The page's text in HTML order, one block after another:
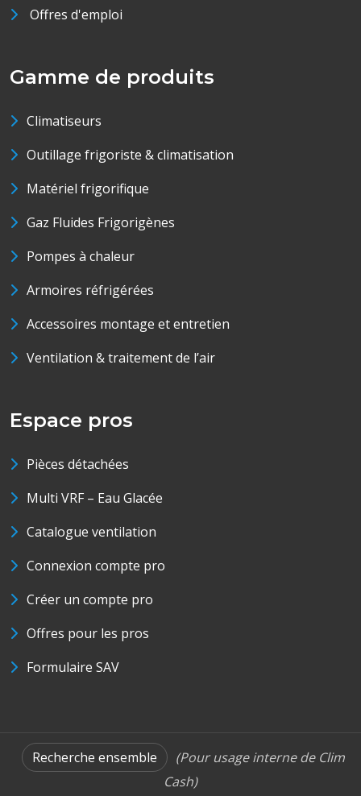
Offres d'emploi
Gamme de produits
Climatiseurs
Outillage frigoriste & climatisation
Matériel frigorifique
Gaz Fluides Frigorigènes
Pompes à chaleur
Armoires réfrigérées
Accessoires montage et entretien
Ventilation & traitement de l’air
Espace pros
Pièces détachées
Multi VRF – Eau Glacée
Catalogue ventilation
Connexion compte pro
Créer un compte pro
Offres pour les pros
Formulaire SAV
Recherche ensemble
(Pour usage interne de Clim
Cash)